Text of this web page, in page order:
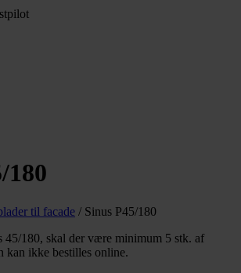
180
til facade / Sinus P45/180
45/180, skal der være minimum 5 stk. af
kan ikke bestilles online.